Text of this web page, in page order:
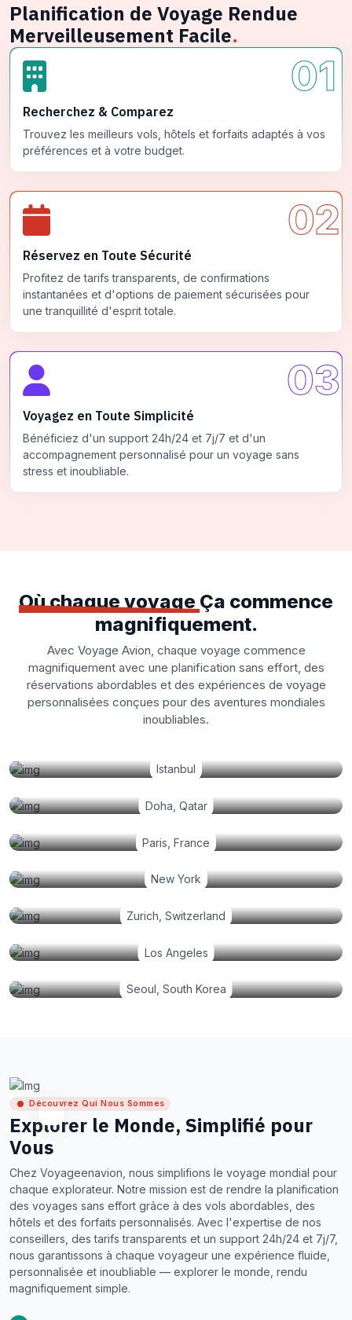
Planification de Voyage Rendue
Merveilleusement Facile.
01
Recherchez & Comparez
Trouvez les meilleurs vols, hôtels et forfaits adaptés à vos
préférences et à votre budget.
02
Réservez en Toute Sécurité
Profitez de tarifs transparents, de confirmations
instantanées et d'options de paiement sécurisées pour
une tranquillité d'esprit totale.
03
Voyagez en Toute Simplicité
Bénéficiez d'un support 24h/24 et 7j/7 et d'un
accompagnement personnalisé pour un voyage sans
stress et inoubliable.
Où chaque voyage Ça commence
magnifiquement.
Avec Voyage Avion, chaque voyage commence
magnifiquement avec une planification sans effort, des
réservations abordables et des expériences de voyage
personnalisées conçues pour des aventures mondiales
inoubliables.
Istanbul
Doha, Qatar
Paris, France
New York
Zurich, Switzerland
Los Angeles
Seoul, South Korea
Découvrez Qui Nous Sommes
Explorer le Monde, Simplifié pour
Vous
Chez Voyageenavion, nous simplifions le voyage mondial pour
chaque explorateur. Notre mission est de rendre la planification
des voyages sans effort grâce à des vols abordables, des
hôtels et des forfaits personnalisés. Avec l'expertise de nos
conseillers, des tarifs transparents et un support 24h/24 et 7j/7,
nous garantissons à chaque voyageur une expérience fluide,
personnalisée et inoubliable — explorer le monde, rendu
magnifiquement simple.